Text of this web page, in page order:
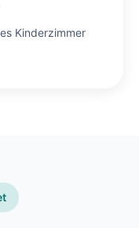
Kinderzimmer